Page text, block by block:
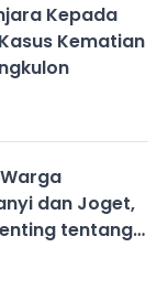
Kepada
Kematian
dan Joget,
tentang